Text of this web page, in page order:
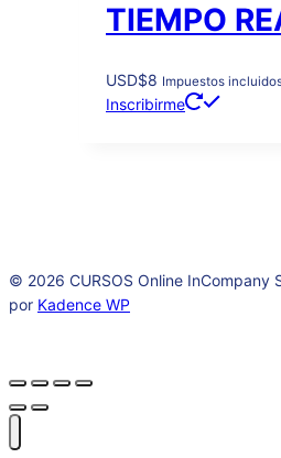
TIEMPO
USD$8 Impuestos
Inscribirme
© 2026 CURSOS Online InCompany
por Kadence WP